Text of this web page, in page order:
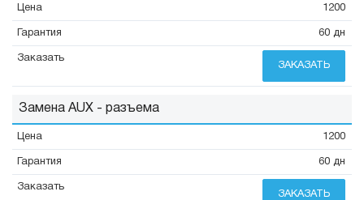
1200
60 дн
ЗАКАЗАТЬ
Замена AUX - разъема
1200
60 дн
ЗАКАЗАТЬ